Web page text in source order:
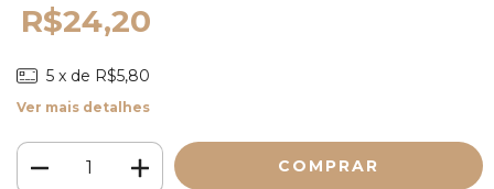
R$24,20
5 x de R$5,80
Ver mais detalhes